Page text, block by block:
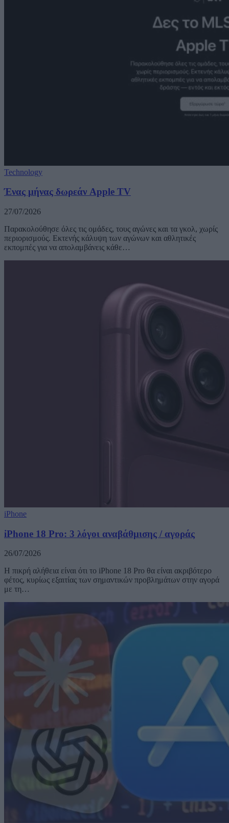
Technology
Ένας μήνας δωρεάν Apple TV
27/07/2026
Παρακολούθησε όλες τις ομάδες, τους αγώνες και τα γκολ, χωρίς
περιορισμούς. Εκτενής κάλυψη των αγώνων και αθλητικές
εκπομπές για να απολαμβάνεις κάθε…
iPhone
iPhone 18 Pro: 3 λόγοι αναβάθμισης / αγοράς
26/07/2026
Η πικρή αλήθεια είναι ότι το iPhone 18 Pro θα είναι ακριβότερο
φέτος, κυρίως εξαιτίας των σημαντικών προβλημάτων στην αγορά
με τη…